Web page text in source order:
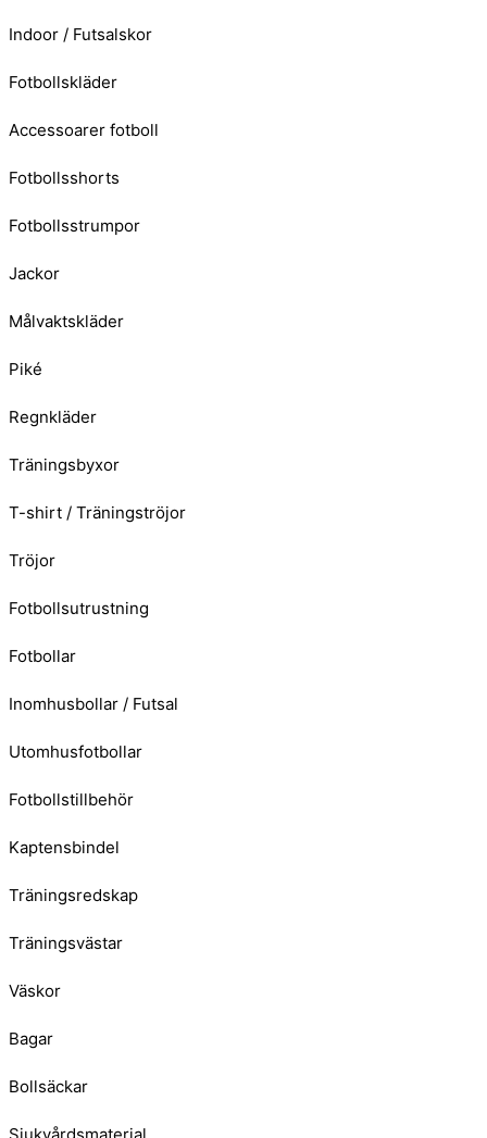
Indoor / Futsalskor
Fotbollskläder
Accessoarer fotboll
Fotbollsshorts
Fotbollsstrumpor
Jackor
Målvaktskläder
Piké
Regnkläder
Träningsbyxor
T-shirt / Träningströjor
Tröjor
Fotbollsutrustning
Fotbollar
Inomhusbollar / Futsal
Utomhusfotbollar
Fotbollstillbehör
Kaptensbindel
Träningsredskap
Träningsvästar
Väskor
Bagar
Bollsäckar